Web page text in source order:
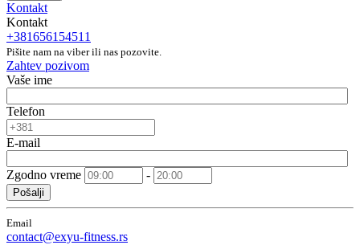
Kontakt
Kontakt
+381656154511
Pišite nam na viber ili nas pozovite.
Zahtev pozivom
Vaše ime
Telefon
E-mail
Zgodno vreme -
Pošalji
Email
contact@exyu-fitness.rs